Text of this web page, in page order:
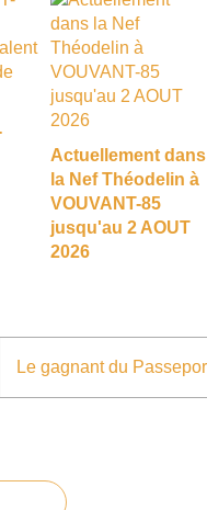
Actuellement dans
la Nef Théodelin à
VOUVANT-85
jusqu'au 2 AOUT
2026